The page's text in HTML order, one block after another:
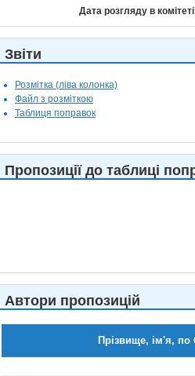
Дата розгляду в
Звіти
Розмітка (ліва колонка)
Файл з розміткою
Таблиця поправок
Пропозиції до таблиці
Автори пропозицій
Прізвище, ім'я, по